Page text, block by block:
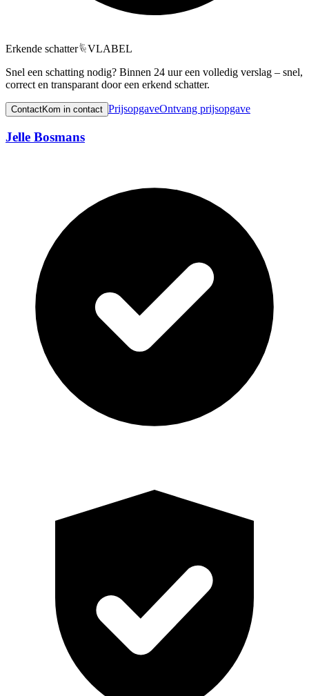
Erkende schatter
VLABEL
Snel een schatting nodig? Binnen 24 uur een volledig verslag – snel,
correct en transparant door een erkend schatter.
ContactKom in contact PrijsopgaveOntvang prijsopgave
Jelle Bosmans